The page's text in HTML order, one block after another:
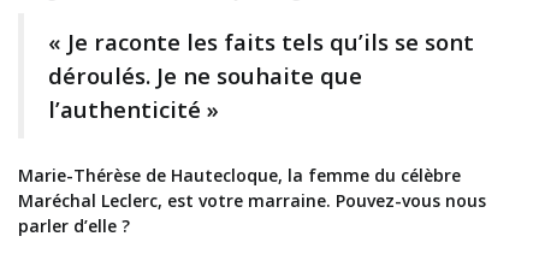
« Je raconte les faits tels qu’ils se sont
déroulés. Je ne souhaite que
l’authenticité »
Marie-Thérèse de Hautecloque, la femme du célèbre
Maréchal Leclerc, est votre marraine. Pouvez-vous nous
parler d’elle ?